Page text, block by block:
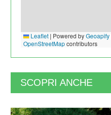
Leaflet | Powered byGeoapify
OpenStreetMapcontributors
SCOPRI ANCHE